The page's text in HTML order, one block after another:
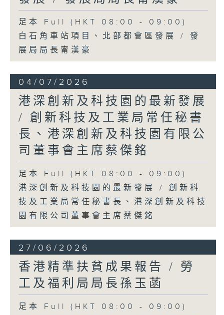
足本 Full (HKT 08:00 - 09:00)
白石角車站項目、北部都會區發展 / 發
展局局長甯漢豪
04/07/2026
港深創新及科技園的最新發展
/ 創新科技及工業局常任秘書
長、港深創新及科技園有限公
司董事會主席蔡傑銘
足本 Full (HKT 08:00 - 09:00)
港深創新及科技園的最新發展 / 創新科
技及工業局常任秘書長、港深創新及科技
園有限公司董事會主席蔡傑銘
27/06/2026
香港精準扶貧成果報告 / 勞
工及福利局局長孫玉菡
足本 Full (HKT 08:00 - 09:00)